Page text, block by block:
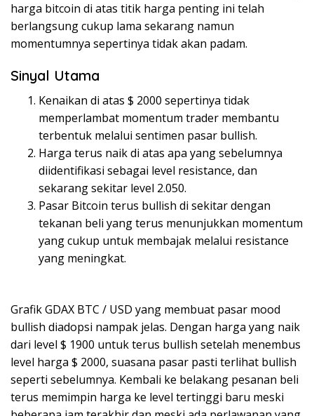
harga bitcoin di atas titik harga penting ini telah
berlangsung cukup lama sekarang namun
momentumnya sepertinya tidak akan padam.
Sinyal Utama
Kenaikan di atas $ 2000 sepertinya tidak
memperlambat momentum trader membantu
terbentuk melalui sentimen pasar bullish.
Harga terus naik di atas apa yang sebelumnya
diidentifikasi sebagai level resistance, dan
sekarang sekitar level 2.050.
Pasar Bitcoin terus bullish di sekitar dengan
tekanan beli yang terus menunjukkan momentum
yang cukup untuk membajak melalui resistance
yang meningkat.
Grafik GDAX BTC / USD yang membuat pasar mood
bullish diadopsi nampak jelas. Dengan harga yang naik
dari level $ 1900 untuk terus bullish setelah menembus
level harga $ 2000, suasana pasar pasti terlihat bullish
seperti sebelumnya. Kembali ke belakang pesanan beli
terus memimpin harga ke level tertinggi baru meski